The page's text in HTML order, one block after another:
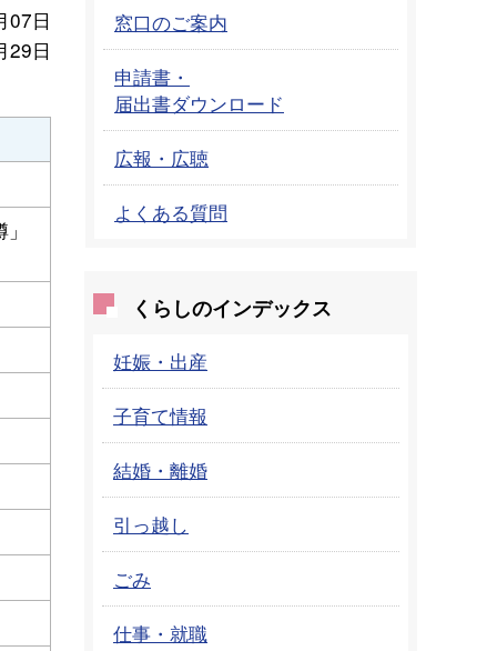
07日
29日
窓口のご案内
申請書・
届出書ダウンロード
広報・広聴
よくある質問
くらしのインデックス
妊娠・出産
子育て情報
結婚・離婚
引っ越し
ごみ
仕事・就職